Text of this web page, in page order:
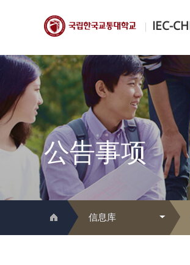
IEC-
IEC-
公告事项
信息库